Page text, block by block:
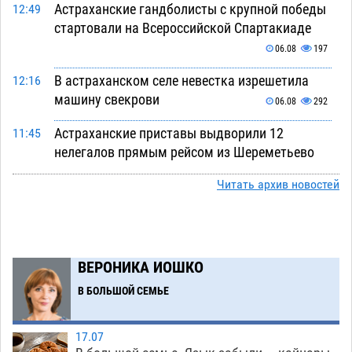
12:49
Астраханские гандболисты с крупной победы
стартовали на Всероссийской Спартакиаде
06.08 197
12:16
В астраханском селе невестка изрешетила
машину свекрови
06.08 292
11:45
Астраханские приставы выдворили 12
нелегалов прямым рейсом из Шереметьево
06.08 190
10:30
В Астрахани несовершеннолетнему дали
условные 1,5 года за найденные 200 г
растения с наркотой
09:54
Астраханский детский омбудсмен помогла
многодетному отцу вернуть родительские
Читать архив новостей
ВЕРОНИКА ИОШКО
В БОЛЬШОЙ СЕМЬЕ
17.07